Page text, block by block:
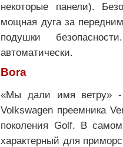
некоторые панели).
мощная дуга за
подушки
автоматически.
Bora
«Мы дали имя ветру» -
Volkswagen преемника
поколения Golf. В
характерный для